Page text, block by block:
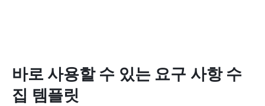
바로 사용할 수 있는 요구 사항 수
집 템플릿